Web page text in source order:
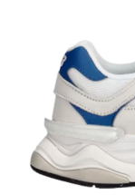
Slapi femei